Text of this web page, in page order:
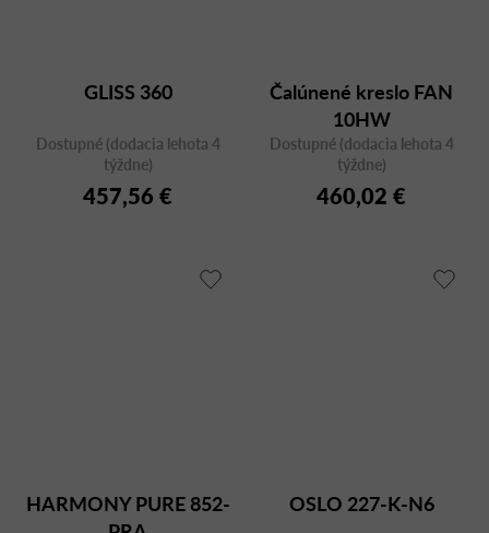
GLISS 360
Dostupné (dodacia lehota 4
týždne)
457,56 €
Čalúnené kreslo FAN
10HW
Dostupné (dodacia lehota 4
týždne)
460,02 €
HARMONY PURE 852-
OSLO 227-K-N6